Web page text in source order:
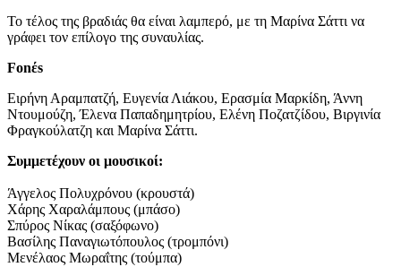
Το τέλος της βραδιάς θα είναι λαμπερό, με τη Μαρίνα Σάττι να
γράφει τον επίλογο της συναυλίας.
Fonέs
Ειρήνη Αραμπατζή, Ευγενία Λιάκου, Ερασμία Μαρκίδη, Άννη
Ντουμούζη, Έλενα Παπαδημητρίου, Ελένη Ποζατζίδου, Βιργινία
Φραγκούλατζη και Μαρίνα Σάττι.
Συμμετέχουν οι μουσικοί:
Άγγελος Πολυχρόνου (κρουστά)
Χάρης Χαραλάμπους (μπάσο)
Σπύρος Νίκας (σαξόφωνο)
Βασίλης Παναγιωτόπουλος (τρομπόνι)
Μενέλαος Μωραΐτης (τούμπα)